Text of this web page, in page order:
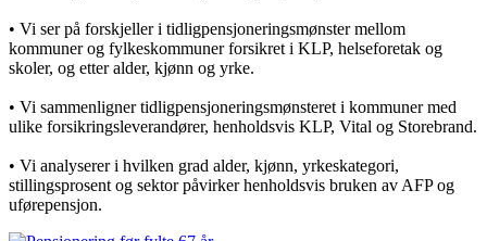
• Vi ser på forskjeller i tidligpensjoneringsmønster mellom
kommuner og fylkeskommuner forsikret i KLP, helseforetak og
skoler, og etter alder, kjønn og yrke.
• Vi sammenligner tidligpensjoneringsmønsteret i kommuner med
ulike forsikringsleverandører, henholdsvis KLP, Vital og Storebrand.
• Vi analyserer i hvilken grad alder, kjønn, yrkeskategori,
stillingsprosent og sektor påvirker henholdsvis bruken av AFP og
uførepensjon.